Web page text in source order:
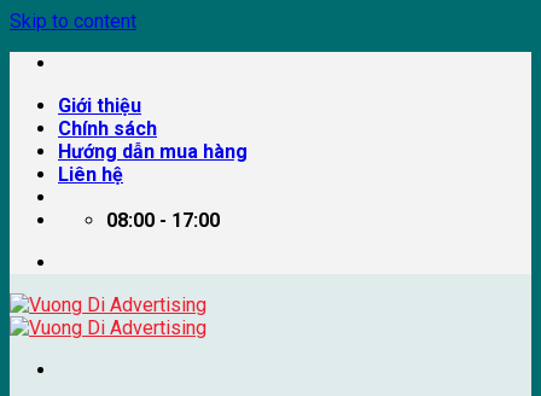
Skip to content
Giới thiệu
Chính sách
Hướng dẫn mua hàng
Liên hệ
08:00 - 17:00